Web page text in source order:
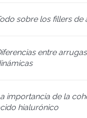
sobre los fillers
entre
importancia de la
hialurónico